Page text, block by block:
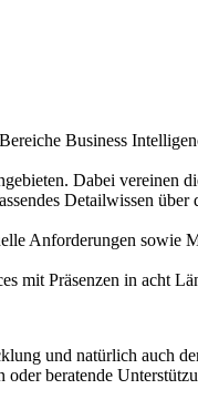
Business
Dabei
Detailwissen
Anforderungen sowie
mit Präsenzen in acht
und natürlich auch
beratende